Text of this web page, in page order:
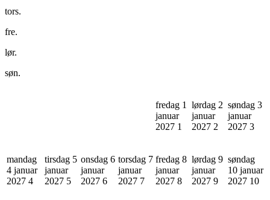
tors.
fre.
lør.
søn.
fredag 1
januar
2027 1
lørdag 2
januar
2027 2
søndag 3
januar
2027 3
mandag
4 januar
2027 4
tirsdag 5
januar
2027 5
onsdag 6
januar
2027 6
torsdag 7
januar
2027 7
fredag 8
januar
2027 8
lørdag 9
januar
2027 9
søndag
10 januar
2027 10